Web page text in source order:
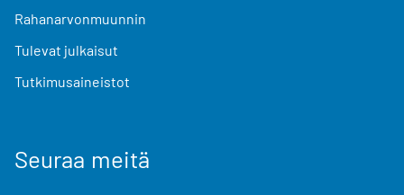
Rahanarvonmuunnin
Tulevat julkaisut
Tutkimusaineistot
Seuraa meitä